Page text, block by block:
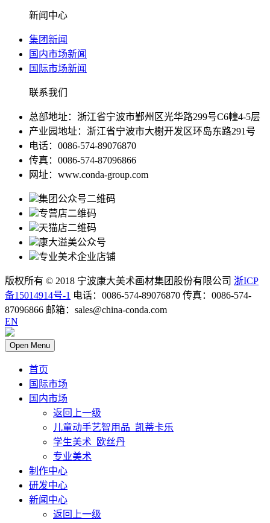
新闻中心
集团新闻
国内市场新闻
国际市场新闻
联系我们
总部地址：浙江省宁波市鄞州区光华路299号C6幢4-5层
产业园地址：浙江省宁波市大榭开发区环岛东路291号
电话：0086-574-89076870
传真：0086-574-87096866
网址：www.conda-group.com
集团公众号二维码
专营店二维码
天猫店二维码
康大溢美公众号
专业美术企业店铺
版权所有 © 2018 宁波康大美术画材集团股份有限公司 浙ICP
备15014914号-1 电话：0086-574-89076870 传真：0086-574-
87096866 邮箱：sales@china-conda.com
EN
Open Menu
首页
国际市场
国内市场
返回上一级
儿童动手艺智用品_凯蒂卡乐
学生美术_欧丝丹
专业美术
制作中心
研发中心
新闻中心
返回上一级